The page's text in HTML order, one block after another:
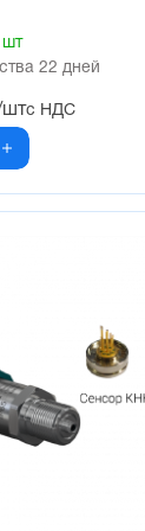
шт
22 дней
штс НДС